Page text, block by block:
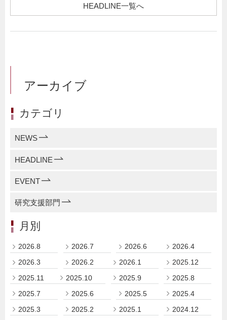
HEADLINE一覧へ
アーカイブ
カテゴリ
NEWS
HEADLINE
EVENT
研究支援部門
月別
2026.8 2026.7 2026.6
2026.4
2026.3
2026.2 2026.1
2025.12
2025.11
2025.10 2025.9
2025.8
2025.7
2025.6 2025.5
2025.4
2025.3
2025.2 2025.1
2024.12